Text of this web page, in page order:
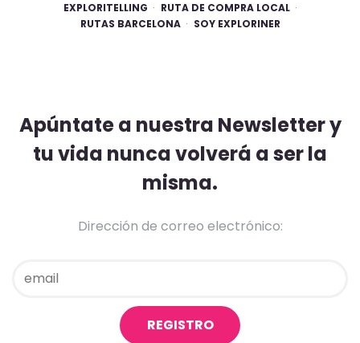
EXPLORITELLING
RUTA DE COMPRA LOCAL
RUTAS BARCELONA
SOY EXPLORINER
Apúntate a nuestra Newsletter y
tu vida nunca volverá a ser la
misma.
Dirección de correo electrónico: